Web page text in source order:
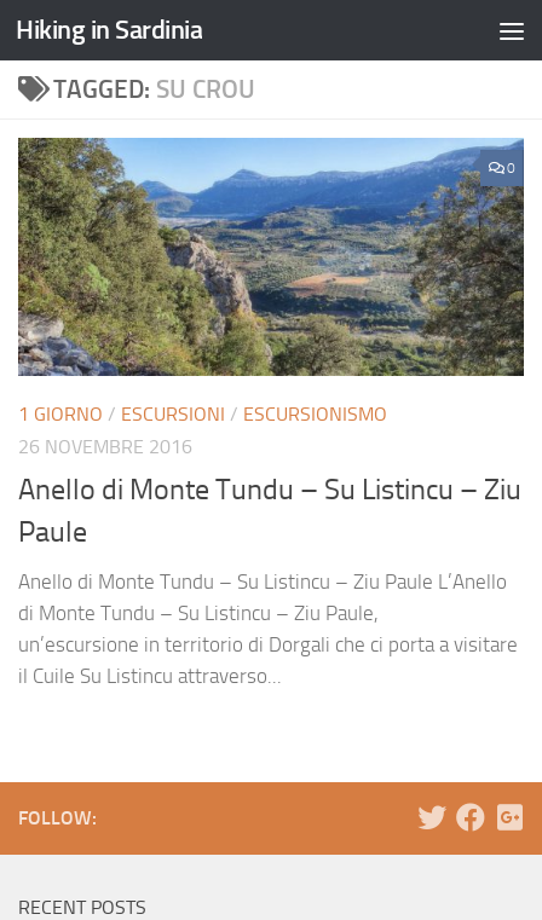
Hiking in Sardinia
TAGGED: SU CROU
0
1 GIORNO / ESCURSIONI / ESCURSIONISMO
26 NOVEMBRE 2016
Anello di Monte Tundu – Su Listincu – Ziu
Paule
Anello di Monte Tundu – Su Listincu – Ziu Paule L’Anello
di Monte Tundu – Su Listincu – Ziu Paule,
un’escursione in territorio di Dorgali che ci porta a visitare
il Cuile Su Listincu attraverso...
FOLLOW:
RECENT POSTS